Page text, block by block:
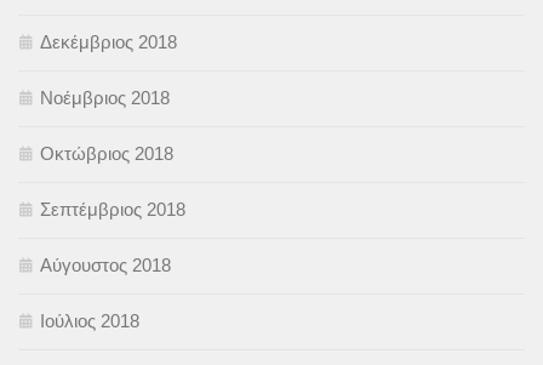
Δεκέμβριος 2018
Νοέμβριος 2018
Οκτώβριος 2018
Σεπτέμβριος 2018
Αύγουστος 2018
Ιούλιος 2018